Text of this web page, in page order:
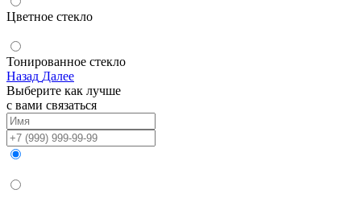
Цветное стекло
Тонированное стекло
Назад Далее
Выберите как лучше
с вами связаться